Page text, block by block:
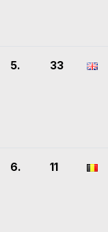
5. 33
6. 11